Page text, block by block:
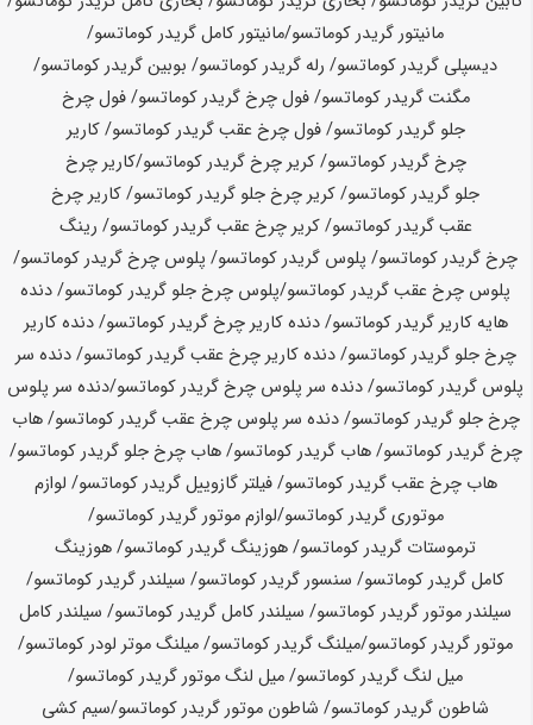
مانیتور گریدرکوماتسو/مانیتور کامل گریدرکوماتسو/
دیسپلی گریدرکوماتسو/ رله گریدرکوماتسو/ بوبین گریدرکوماتسو/
مگنت گریدرکوماتسو/ فول چرخ گریدرکوماتسو/ فول چرخ
جلو گریدرکوماتسو/ فول چرخ عقب گریدرکوماتسو/ کاریر
چرخ گریدرکوماتسو/ کریر چرخ گریدرکوماتسو/کاریر چرخ
جلو گریدرکوماتسو/ کریر چرخ جلو گریدرکوماتسو/ کاریر چرخ
عقب گریدرکوماتسو/ کریر چرخ عقب گریدرکوماتسو/ رینگ
چرخ گریدرکوماتسو/ پلوس گریدرکوماتسو/ پلوس چرخ گریدرکوماتسو/
پلوس چرخ عقب گریدرکوماتسو/پلوس چرخ جلو گریدرکوماتسو/ دنده
هایه کاریر گریدرکوماتسو/ دنده کاریر چرخ گریدرکوماتسو/ دنده کاریر
چرخ جلو گریدرکوماتسو/ دنده کاریر چرخ عقب گریدرکوماتسو/ دنده سر
پلوس گریدرکوماتسو/ دنده سر پلوس چرخ گریدرکوماتسو/دنده سر پلوس
چرخ جلو گریدرکوماتسو/ دنده سر پلوس چرخ عقب گریدرکوماتسو/ هاب
چرخ گریدرکوماتسو/ هاب گریدرکوماتسو/ هاب چرخ جلو گریدرکوماتسو/
هاب چرخ عقب گریدرکوماتسو/ فیلتر گازوییل گریدرکوماتسو/ لوازم
موتوری گریدرکوماتسو/لوازم موتور گریدرکوماتسو/
ترموستات گریدرکوماتسو/ هوزینگ گریدرکوماتسو/ هوزینگ
کامل گریدرکوماتسو/ سنسور گریدرکوماتسو/ سیلندر گریدرکوماتسو/
سیلندر موتور گریدرکوماتسو/ سیلندر کامل گریدرکوماتسو/ سیلندر کامل
موتور گریدرکوماتسو/میلنگ گریدرکوماتسو/ میلنگ موتر لودرکوماتسو/
میل لنگ گریدرکوماتسو/ میل لنگ موتور گریدرکوماتسو/
شاطون گریدرکوماتسو/ شاطون موتور گریدرکوماتسو/سیم کشی